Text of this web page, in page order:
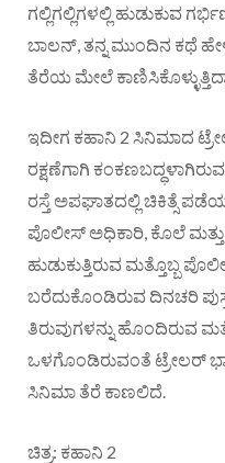
ಗಲ್ಲಿಗಲ್ಲಿಗಳಲ್ಲಿ ಹುಡುಕುವ
ಬಾಲನ್‌, ತನ್ನ ಮುಂದಿನ ಕಥೆ
ತೆರೆಯ ಮೇಲೆ
ಇದೀಗ ಕಹಾನಿ 2 ಸಿನಿಮಾದ
ರಕ್ಷಣೆಗಾಗಿ
ರಸ್ತೆ ಅಪಘಾತದಲ್ಲಿ ಚಿಕಿತ್ಸೆ
ಪೊಲೀಸ್‌ ಅಧಿಕಾರಿ, ಕೊಲೆ
ಹುಡುಕುತ್ತಿರುವ ಮತ್ತೊಬ್ಬ
ಬರೆದುಕೊಂಡಿರುವ ದಿನಚರಿ
ತಿರುವುಗಳನ್ನು ಹೊಂದಿರುವ
ಒಳಗೊಂಡಿರುವಂತೆ ಟ್ರೇಲರ್‌
ಸಿನಿಮಾ ತೆರೆ ಕಾಣಲಿದೆ.
ಚಿತ್ರ: ಕಹಾನಿ 2